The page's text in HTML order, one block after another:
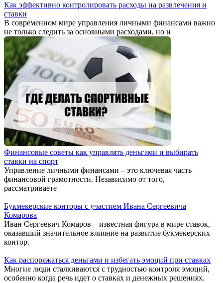
Как эффективно контролировать расходы на развлечения и
ставки
В современном мире управления личными финансами важно
не только следить за основными расходами, но и
Финансовые советы как управлять деньгами и выбирать
ставки на спорт
Управление личными финансами – это ключевая часть
финансовой грамотности. Независимо от того,
рассматриваете
Букмекерские конторы с участием Ивана Сергеевича
Комарова
Иван Сергеевич Комаров – известная фигура в мире ставок,
оказавший значительное влияние на развитие букмекерских
контор.
Как распоряжаться деньгами и избегать эмоций при ставках
Многие люди сталкиваются с трудностью контроля эмоций,
особенно когда речь идет о ставках и денежных решениях.